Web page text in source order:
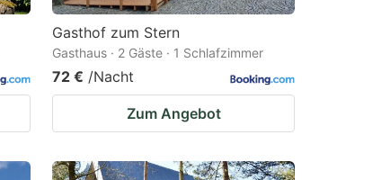
Gasthof zum Stern
Gasthaus · 2 Gäste · 1 Schlafzimmer
72 € /Nacht
Zum Angebot